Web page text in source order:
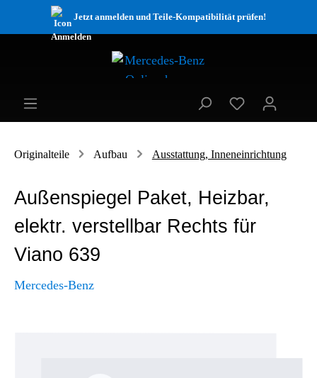
Jetzt anmelden und Teile-Kompatibilität prüfen!
Originalteile Aufbau Ausstattung, Inneneinrichtung
Außenspiegel Paket, Heizbar,
elektr. verstellbar Rechts für
Viano 639
Mercedes-Benz